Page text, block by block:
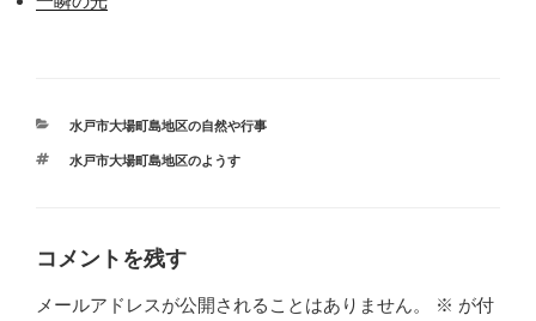
カ
ゴ
水戸市大場町島地区の自然や行事
タ
水戸市大場町島地区のようす
コメントを残す
メールアドレスが公開されることはありません。 ※ が付